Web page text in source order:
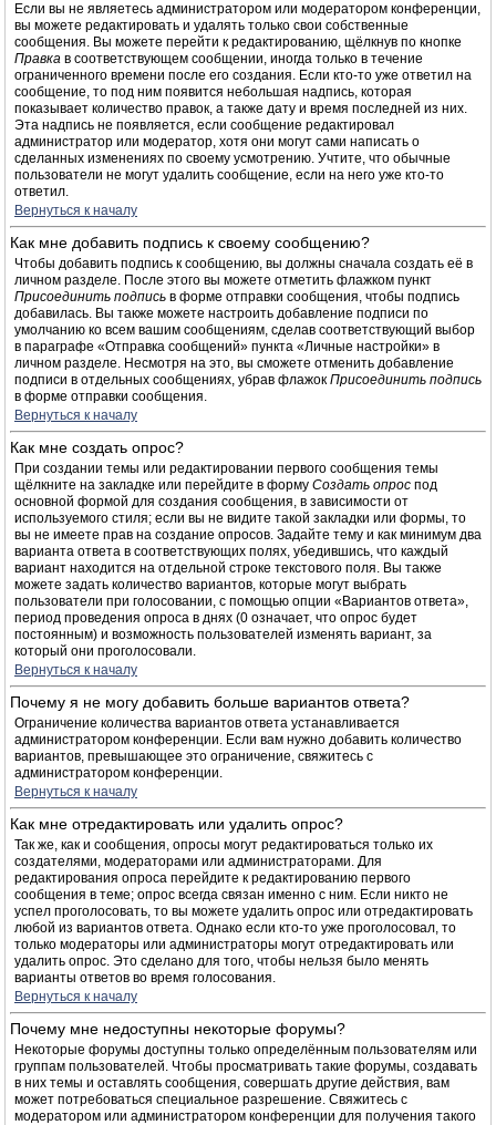
Если вы не являетесь администратором или модератором конференции,
вы можете редактировать и удалять только свои собственные
сообщения. Вы можете перейти к редактированию, щёлкнув по кнопке
Правка в соответствующем сообщении, иногда только в течение
ограниченного времени после его создания. Если кто-то уже ответил на
сообщение, то под ним появится небольшая надпись, которая
показывает количество правок, а также дату и время последней из них.
Эта надпись не появляется, если сообщение редактировал
администратор или модератор, хотя они могут сами написать о
сделанных изменениях по своему усмотрению. Учтите, что обычные
пользователи не могут удалить сообщение, если на него уже кто-то
ответил.
Вернуться к началу
Как мне добавить подпись к своему сообщению?
Чтобы добавить подпись к сообщению, вы должны сначала создать её в
личном разделе. После этого вы можете отметить флажком пункт
Присоединить подпись в форме отправки сообщения, чтобы подпись
добавилась. Вы также можете настроить добавление подписи по
умолчанию ко всем вашим сообщениям, сделав соответствующий выбор
в параграфе «Отправка сообщений» пункта «Личные настройки» в
личном разделе. Несмотря на это, вы сможете отменить добавление
подписи в отдельных сообщениях, убрав флажок Присоединить подпись
в форме отправки сообщения.
Вернуться к началу
Как мне создать опрос?
При создании темы или редактировании первого сообщения темы
щёлкните на закладке или перейдите в форму Создать опрос под
основной формой для создания сообщения, в зависимости от
используемого стиля; если вы не видите такой закладки или формы, то
вы не имеете прав на создание опросов. Задайте тему и как минимум два
варианта ответа в соответствующих полях, убедившись, что каждый
вариант находится на отдельной строке текстового поля. Вы также
можете задать количество вариантов, которые могут выбрать
пользователи при голосовании, с помощью опции «Вариантов ответа»,
период проведения опроса в днях (0 означает, что опрос будет
постоянным) и возможность пользователей изменять вариант, за
который они проголосовали.
Вернуться к началу
Почему я не могу добавить больше вариантов ответа?
Ограничение количества вариантов ответа устанавливается
администратором конференции. Если вам нужно добавить количество
вариантов, превышающее это ограничение, свяжитесь с
администратором конференции.
Вернуться к началу
Как мне отредактировать или удалить опрос?
Так же, как и сообщения, опросы могут редактироваться только их
создателями, модераторами или администраторами. Для
редактирования опроса перейдите к редактированию первого
сообщения в теме; опрос всегда связан именно с ним. Если никто не
успел проголосовать, то вы можете удалить опрос или отредактировать
любой из вариантов ответа. Однако если кто-то уже проголосовал, то
только модераторы или администраторы могут отредактировать или
удалить опрос. Это сделано для того, чтобы нельзя было менять
варианты ответов во время голосования.
Вернуться к началу
Почему мне недоступны некоторые форумы?
Некоторые форумы доступны только определённым пользователям или
группам пользователей. Чтобы просматривать такие форумы, создавать
в них темы и оставлять сообщения, совершать другие действия, вам
может потребоваться специальное разрешение. Свяжитесь с
модератором или администратором конференции для получения такого